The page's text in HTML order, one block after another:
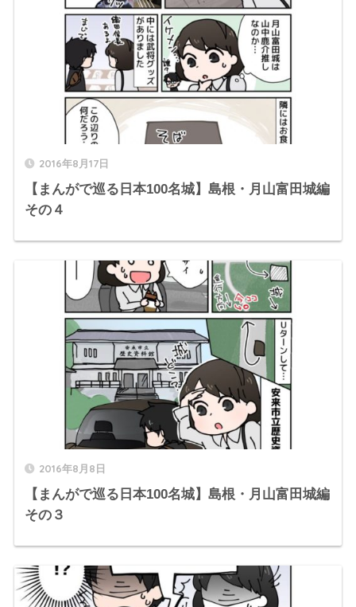
2016年8月17日
【まんがで巡る日本100名城】島根・月山富田城編
その４
2016年8月8日
【まんがで巡る日本100名城】島根・月山富田城編
その３